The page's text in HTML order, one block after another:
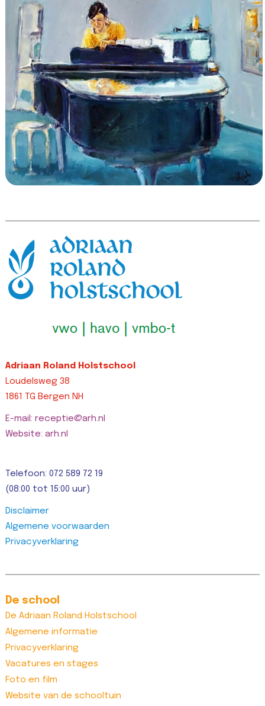
Adriaan Roland Holstschool
Loudelsweg 38
1861 TG Bergen NH
E-mail: receptie@arh.nl
Website: arh.nl
Telefoon: 072 589 72 19
(08:00 tot 15:00 uur)
Disclaimer
Algemene voorwaarden
Privacyverklaring
De school
De Adriaan Roland Holstschool
Algemene informatie
Privacyverklaring
Vacatures en stages
Foto en film
Website van de schooltuin